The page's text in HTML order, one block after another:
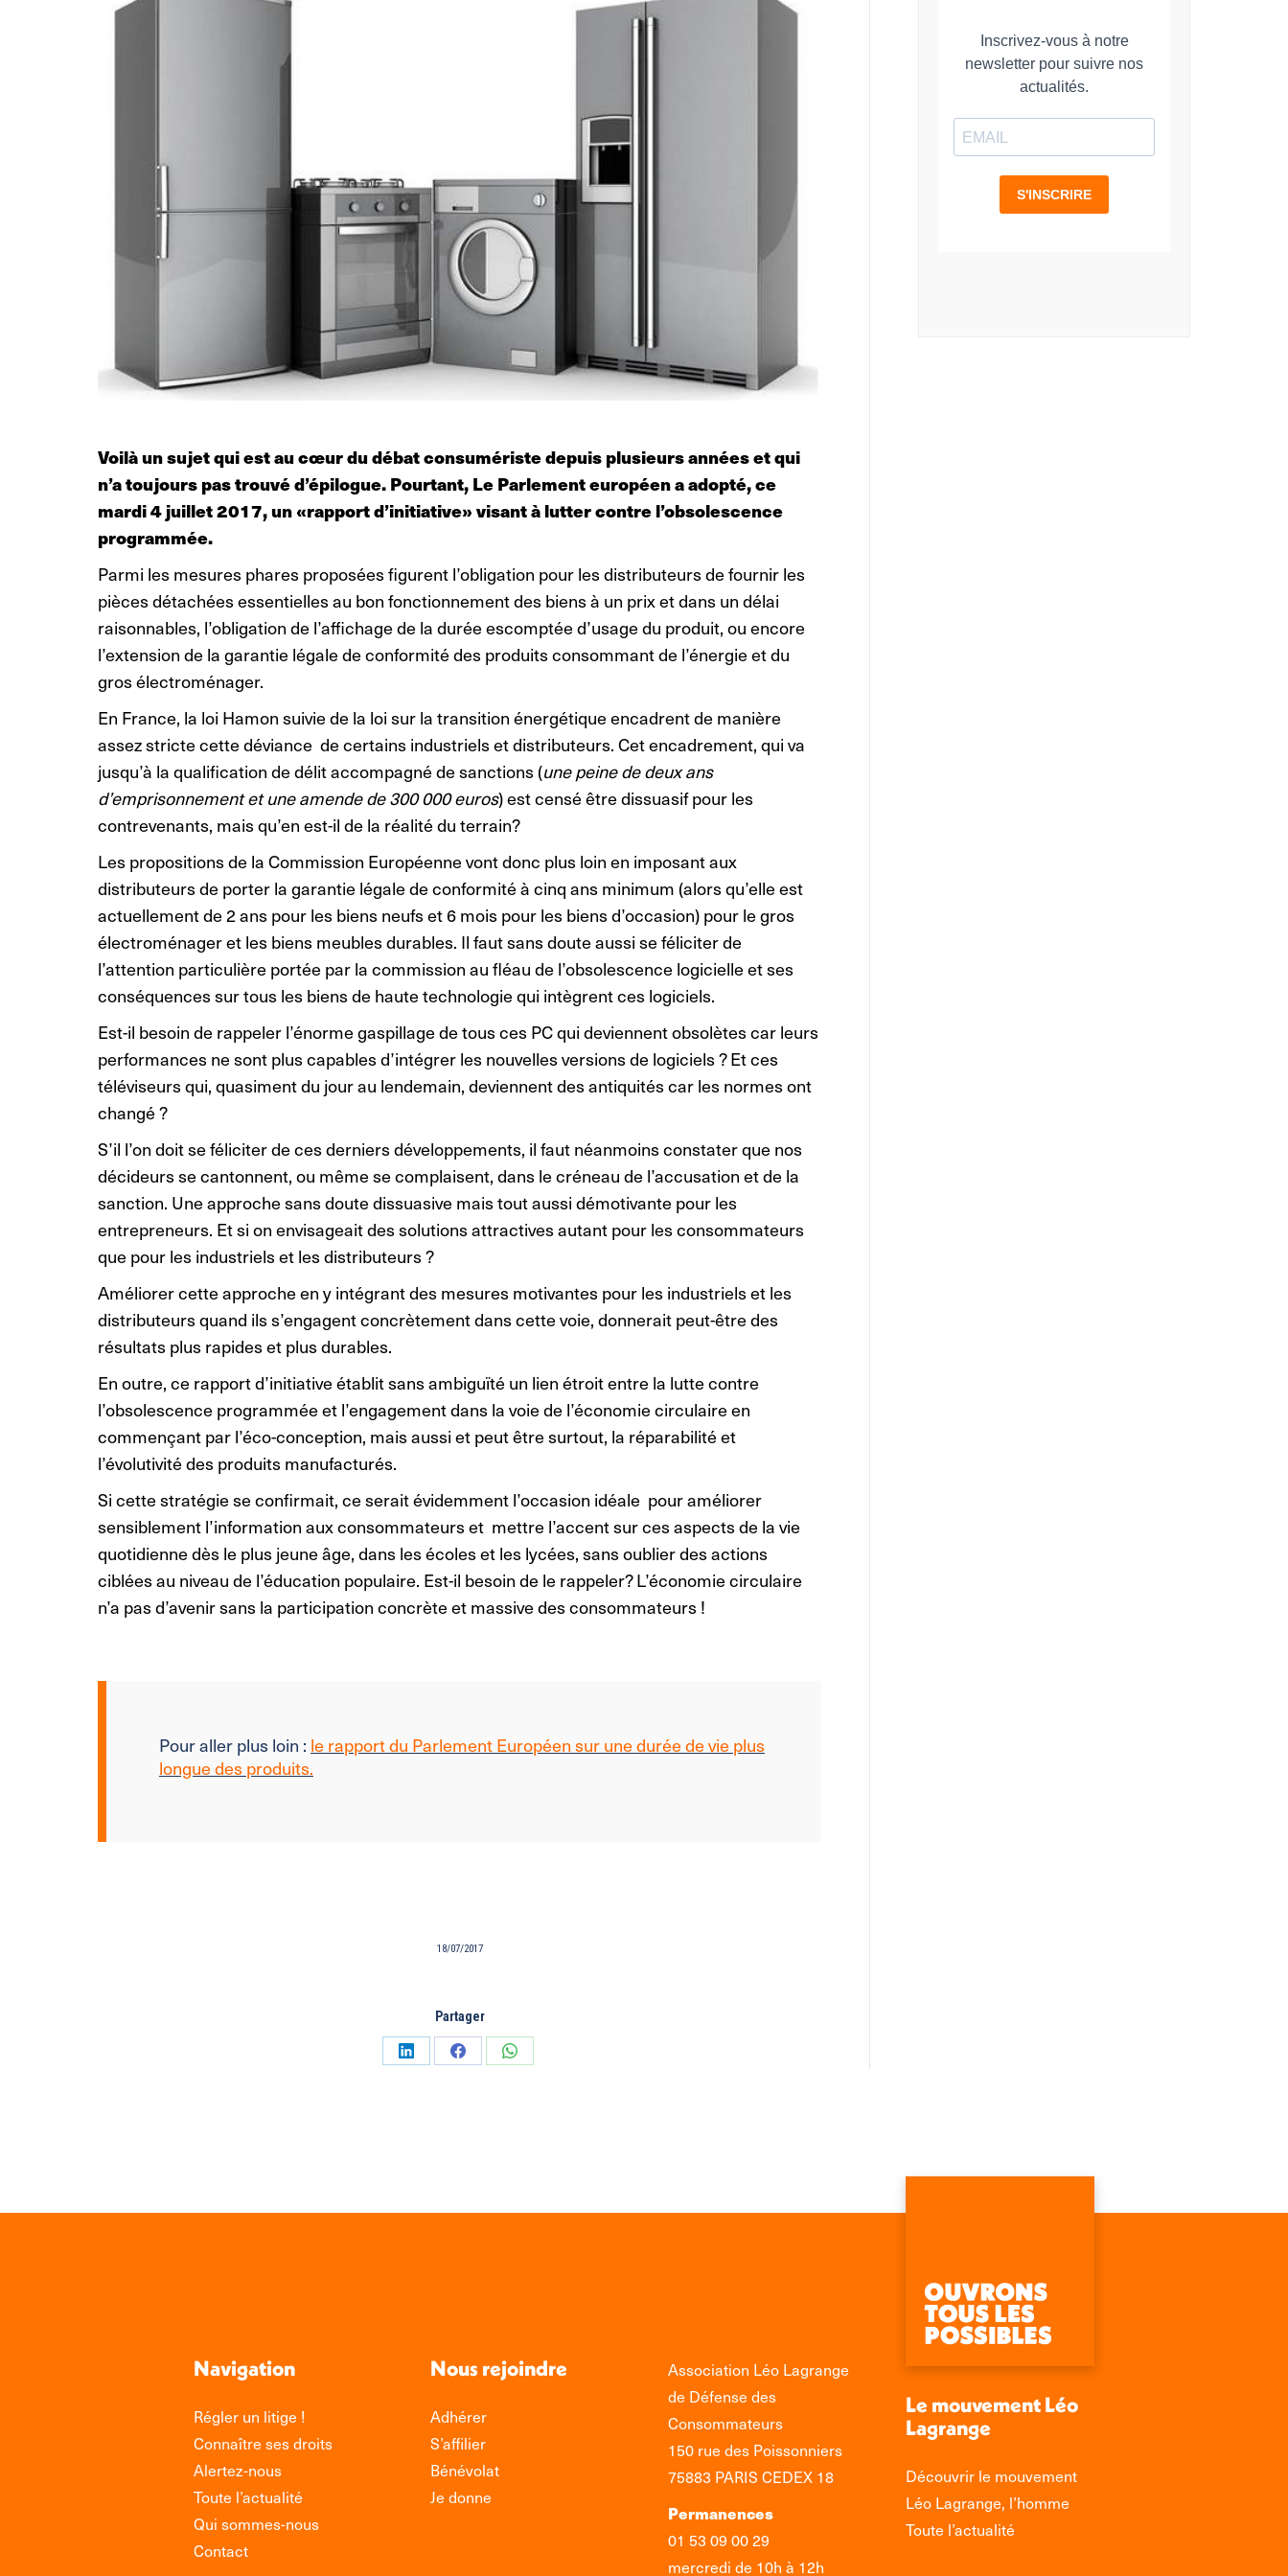
Voilà un sujet qui est au cœur du débat consumériste depuis plusieurs années et qui
n’a toujours pas trouvé d’épilogue. Pourtant, Le Parlement européen a adopté, ce
mardi 4 juillet 2017, un «rapport d’initiative» visant à lutter contre l’obsolescence
programmée.
Parmi les mesures phares proposées figurent l’obligation pour les distributeurs de fournir les
pièces détachées essentielles au bon fonctionnement des biens à un prix et dans un délai
raisonnables, l’obligation de l’affichage de la durée escomptée d’usage du produit, ou encore
l’extension de la garantie légale de conformité des produits consommant de l’énergie et du
gros électroménager.
En France, la loi Hamon suivie de la loi sur la transition énergétique encadrent de manière
assez stricte cette déviance de certains industriels et distributeurs. Cet encadrement, qui va
jusqu’à la qualification de délit accompagné de sanctions (une peine de deux ans
d’emprisonnement et une amende de 300 000 euros) est censé être dissuasif pour les
contrevenants, mais qu’en est-il de la réalité du terrain?
Les propositions de la Commission Européenne vont donc plus loin en imposant aux
distributeurs de porter la garantie légale de conformité à cinq ans minimum (alors qu’elle est
actuellement de 2 ans pour les biens neufs et 6 mois pour les biens d’occasion) pour le gros
électroménager et les biens meubles durables. Il faut sans doute aussi se féliciter de
l’attention particulière portée par la commission au fléau de l’obsolescence logicielle et ses
conséquences sur tous les biens de haute technologie qui intègrent ces logiciels.
Est-il besoin de rappeler l’énorme gaspillage de tous ces PC qui deviennent obsolètes car leurs
performances ne sont plus capables d’intégrer les nouvelles versions de logiciels ? Et ces
téléviseurs qui, quasiment du jour au lendemain, deviennent des antiquités car les normes ont
changé ?
S’il l’on doit se féliciter de ces derniers développements, il faut néanmoins constater que nos
décideurs se cantonnent, ou même se complaisent, dans le créneau de l’accusation et de la
sanction. Une approche sans doute dissuasive mais tout aussi démotivante pour les
entrepreneurs. Et si on envisageait des solutions attractives autant pour les consommateurs
que pour les industriels et les distributeurs ?
Améliorer cette approche en y intégrant des mesures motivantes pour les industriels et les
distributeurs quand ils s’engagent concrètement dans cette voie, donnerait peut-être des
résultats plus rapides et plus durables.
En outre, ce rapport d’initiative établit sans ambiguïté un lien étroit entre la lutte contre
l’obsolescence programmée et l’engagement dans la voie de l’économie circulaire en
commençant par l’éco-conception, mais aussi et peut être surtout, la réparabilité et
l’évolutivité des produits manufacturés.
Si cette stratégie se confirmait, ce serait évidemment l’occasion idéale pour améliorer
sensiblement l’information aux consommateurs et mettre l’accent sur ces aspects de la vie
quotidienne dès le plus jeune âge, dans les écoles et les lycées, sans oublier des actions
ciblées au niveau de l’éducation populaire. Est-il besoin de le rappeler? L’économie circulaire
n’a pas d’avenir sans la participation concrète et massive des consommateurs !
Pour aller plus loin : le rapport du Parlement Européen sur une durée de vie plus
longue des produits.
18/07/2017
Partager
PartagerPartagerPartager
Navigation
Régler un litige !
Connaître ses droits
Alertez-nous
Toute l’actualité
Qui sommes-nous
Contact
Nous rejoindre
Adhérer
S’affilier
Bénévolat
Je donne
Association Léo Lagrange
de Défense des
Consommateurs
150 rue des Poissonniers
75883 PARIS CEDEX 18
Permanences
01 53 09 00 29
mercredi de 10h à 12h
Le mouvement Léo
Lagrange
Découvrir le mouvement
Léo Lagrange, l’homme
Toute l’actualité